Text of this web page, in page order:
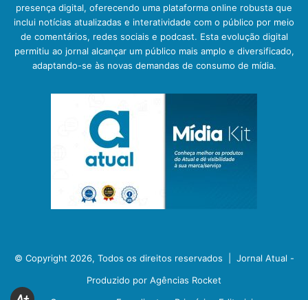
presença digital, oferecendo uma plataforma online robusta que
inclui notícias atualizadas e interatividade com o público por meio
de comentários, redes sociais e podcast. Esta evolução digital
permitiu ao jornal alcançar um público mais amplo e diversificado,
adaptando-se às novas demandas de consumo de mídia.
© Copyright 2026, Todos os direitos reservados | Jornal Atual -
Produzido por Agências Rocket